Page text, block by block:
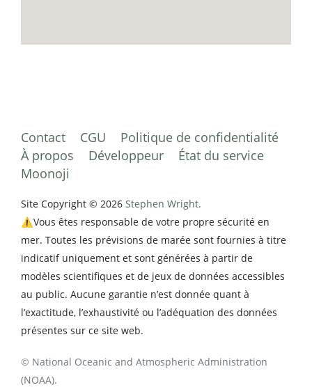
Contact CGU
Politique de confidentialité
À propos
Développeur
État du service
Moonoji
Site Copyright © 2026 Stephen Wright.
⚠️Vous êtes responsable de votre propre sécurité en
mer. Toutes les prévisions de marée sont fournies à titre
indicatif uniquement et sont générées à partir de
modèles scientifiques et de jeux de données accessibles
au public. Aucune garantie n’est donnée quant à
l’exactitude, l’exhaustivité ou l’adéquation des données
présentes sur ce site web.
© National Oceanic and Atmospheric Administration
(NOAA).